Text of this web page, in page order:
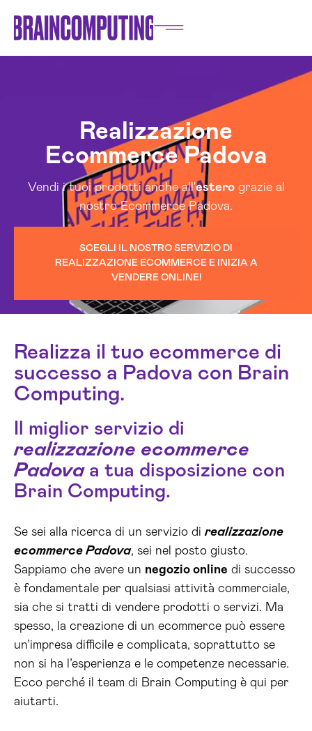
Realizzazione
Ecommerce Padova
Vendi i tuoi prodotti anche all'esterograzie al
nostro Ecommerce Padova.
SCEGLI IL NOSTRO SERVIZIO DI
REALIZZAZIONE ECOMMERCE E INIZIA A
VENDERE ONLINE!
Realizza il tuo ecommerce di
successo a Padova con Brain
Computing.
Il miglior servizio di
realizzazione ecommerce
Padovaa tua disposizione con
Brain Computing.
Se sei alla ricerca di un servizio direalizzazione
ecommerce Padova, sei nel posto giusto.
Sappiamo che avere un negozio online di successo
è fondamentale per qualsiasi attività commerciale,
sia che si tratti di vendere prodotti o servizi. Ma
spesso, la creazione di un ecommerce può essere
un’impresa difficile e complicata, soprattutto se
non si ha l’esperienza e le competenze necessarie.
Ecco perché il team di Brain Computing è qui per
aiutarti.